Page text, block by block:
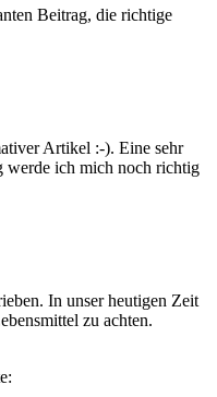
Beitrag, die richtige
Artikel :-). Eine sehr
werde ich mich noch richtig
In unser heutigen Zeit
zu achten.